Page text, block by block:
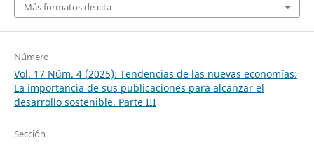
Más formatos de cita
Número
Vol. 17 Núm. 4 (2025): Tendencias de las nuevas economías:
La importancia de sus publicaciones para alcanzar el
desarrollo sostenible. Parte III
Sección